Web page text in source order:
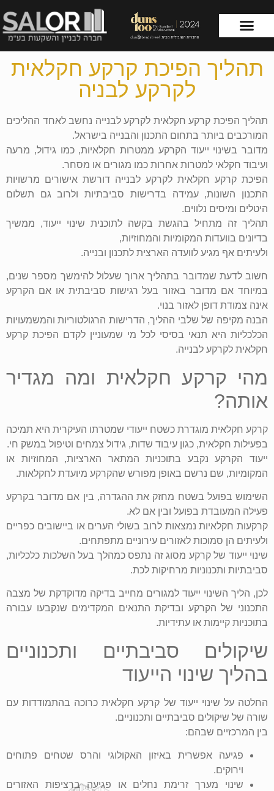
תהליך הפיכת קרקע חקלאית
לקרקע לבניה
תהליך הפיכת קרקע חקלאית לקרקע לבנייה נחשב לאחד ההליכים
המורכבים ביותר בתחום התכנון והבנייה בישראל.
מדובר בשינוי ייעוד הקרקע ממטרות חקלאיות, כמו גידול, מרעה
ועיבוד חקלאי למטרות אחרות כמו מגורים או מסחר.
הפיכת קרקע חקלאית לקרקע לבנייה דורשת אישורים מרשויות
התכנון השונות, עמידה בדרישות סביבתיות ולרוב גם תשלום
היטלים ומיסים נלווים.
תהליך זה מתחיל בהגשת בקשה לתוכנית שינוי ייעוד, ממשיך
בדיונים בוועדות המקומיות והמחוזיות,
ולעיתים אף מגיע לוועדה הארצית לתכנון ובנייה.
חשוב לדעת שמדובר בתהליך ארוך שעלול להימשך מספר שנים,
במיוחד אם מדובר באזור בעל רגישות סביבתית או אם הקרקע
אינה צמודת דופן לאזור בנוי.
הבנה מקיפה של שלבי ההליך, הדרישות הרגולטוריות והמשמעויות
הכלכליות היא תנאי בסיסי לכל מי שמעוניין לקדם הפיכת קרקע
חקלאית לקרקע לבנייה.
מהי קרקע חקלאית ומה מגדיר
אותה?
קרקע חקלאית מוגדרת כשטח ייעודי שמטרתו העיקרית היא תמיכה
בפעילות חקלאית, כגון עיבוד שדות, גידול צמחים וטיפול במשק חי.
ייעוד הקרקע נקבע בתוכניות המתאר הארציות, המחוזיות או
המקומיות, שם נרשם באופן מפורש שהקרקע מיועדת לחקלאות.
השימוש בפועל בשטח מחזק את ההגדרה, בין אם מדובר בקרקע
פעילה המעובדת בפועל ובין אם לא.
קרקעות חקלאיות נמצאות לרוב בשולי הערים או ביישובים כפריים
ולעיתים הן סמוכות לאזורים עירוניים מתפתחים.
שינוי ייעוד של קרקע מסוג זה נתפס כמהלך בעל השלכות כלכליות,
סביבתיות ותכנוניות מרחיקות לכת.
לכן, הליך השינוי ייעוד למגורים מחייב בדיקה מדוקדקת של מצבה
התכנוני של הקרקע ובדיקת התנאים המקדימים שנקבעו עבורה
בתוכניות קיימות או עתידיות.
שיקולים סביבתיים ותכנוניים
בהליך שינוי הייעוד
החלטה על שינוי ייעוד של קרקע חקלאית כרוכה בהתמודדות עם
שורה של שיקולים סביבתיים ותכנוניים.
בין המרכזיים שבהם:
פגיעה אפשרית באיזון האקולוגי והרס שטחים פתוחים
וירוקים.
שינוי מערך זרימת נחלים או פגיעה ברציפות האזורים